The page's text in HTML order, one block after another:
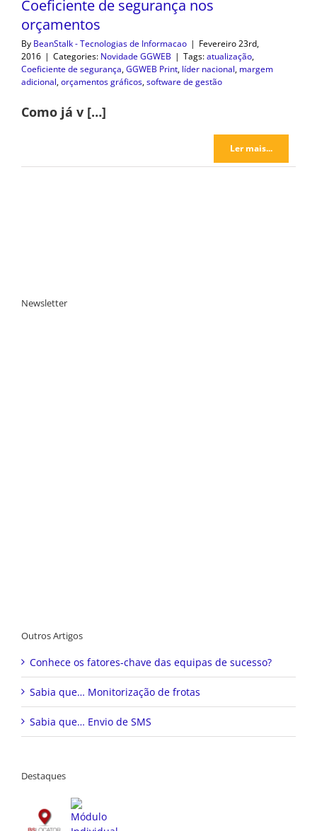
Coeficiente de segurança nos
orçamentos
By BeanStalk - Tecnologias de Informacao | Fevereiro 23rd,
2016 | Categories: Novidade GGWEB | Tags:atualização,
Coeficiente de segurança,GGWEB Print, líder nacional, margem
adicional,orçamentos gráficos,software de gestão
Como já v […]
Ler mais...
Newsletter
Outros Artigos
Conhece os fatores-chave das equipas de sucesso?
Sabia que… Monitorização de frotas
Sabia que… Envio de SMS
Destaques